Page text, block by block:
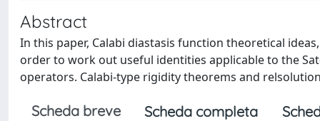
Abstract
In this paper, Calabi diastasis function theoretical
order to work out useful identities applicable to the
operators. Calabi-type rigidity theorems and
Scheda breve Scheda completa